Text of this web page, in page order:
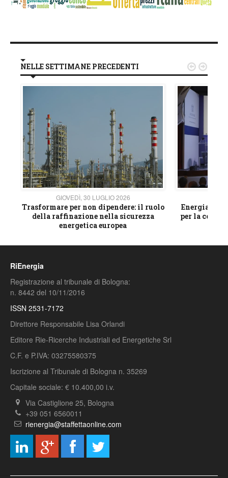
NELLE SETTIMANE PRECEDENTI
GIOVEDÌ, 30 LUGLIO 2026
Trasformare per non dipendere: il ruolo
della raffinazione nella sicurezza
energetica europea
Energia e
per la
 
RiEnergia
Registrazione al tribunale di Bologna:
n. 8442 del 10/11/2016
ISSN 2531-7172
Direttore Responsabile Lisa Orlandi
Editore Rie-Ricerche Industriali ed Energetiche Srl
C.F. e P.IVA: 03275580375
Iscrizione al Tribunale di Bologna n. 35269
Capitale sociale: € 10.400,00 i.v.
Via Castiglione 25, Bologna
+39 051 6560011
rienergia@staffettaonline.com